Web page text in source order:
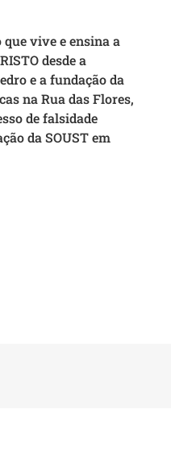
que vive e ensina a
desde a
e a fundação da
na Rua das Flores,
de falsidade
da SOUST em